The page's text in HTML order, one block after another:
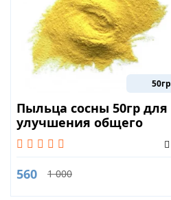
50гр
Пыльца сосны 50гр для
улучшения общего
самочувствия
560 1 000